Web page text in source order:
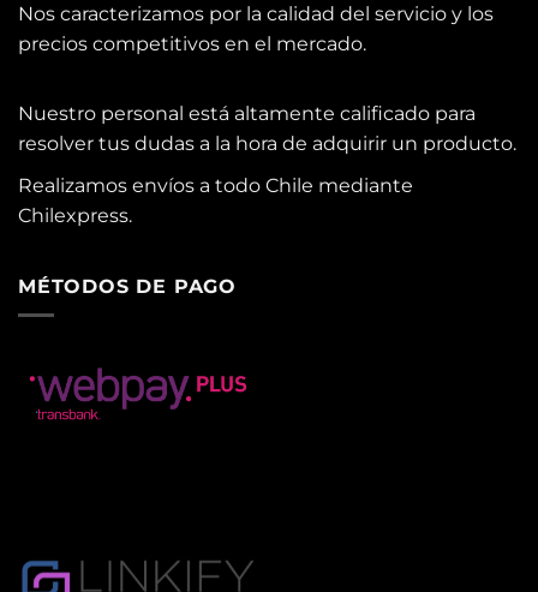
Nos caracterizamos por la calidad del servicio y los
precios competitivos en el mercado.
Nuestro personal está altamente calificado para
resolver tus dudas a la hora de adquirir un producto.
Realizamos envíos a todo Chile mediante
Chilexpress.
MÉTODOS DE PAGO